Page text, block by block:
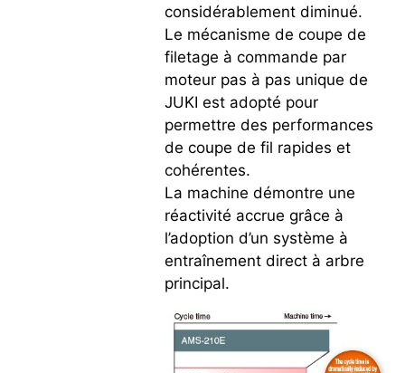
considérablement diminué.
Le mécanisme de coupe de
filetage à commande par
moteur pas à pas unique de
JUKI est adopté pour
permettre des performances
de coupe de fil rapides et
cohérentes.
La machine démontre une
réactivité accrue grâce à
l’adoption d’un système à
entraînement direct à arbre
principal.